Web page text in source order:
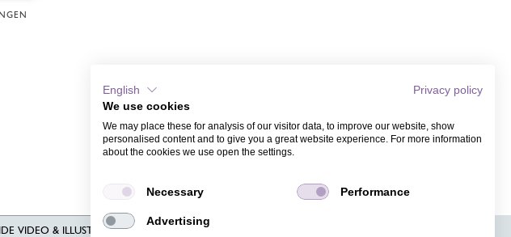
VIDEO & ILLUSTRATIONEN
English
Privacy policy
We use cookies
We may place these for analysis of our visitor data, to improve our website, show
personalised content and to give you a great website experience. For more information
about the cookies we use open the settings.
Necessary Performance
Advertising